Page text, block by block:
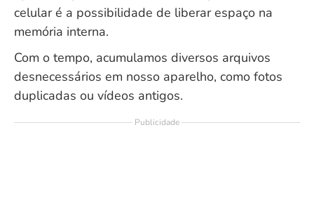
celular é a possibilidade de liberar espaço na
memória interna.
Com o tempo, acumulamos diversos arquivos
desnecessários em nosso aparelho, como fotos
duplicadas ou vídeos antigos.
Publicidade